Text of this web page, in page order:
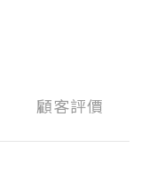
顧客評價